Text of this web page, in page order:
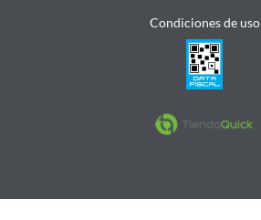
Condiciones de uso